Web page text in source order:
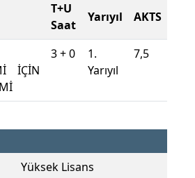
T+U
Saat
Yarıyıl AKTS
İÇİN
3 + 0
1.
Yarıyıl
7,5
Yüksek Lisans